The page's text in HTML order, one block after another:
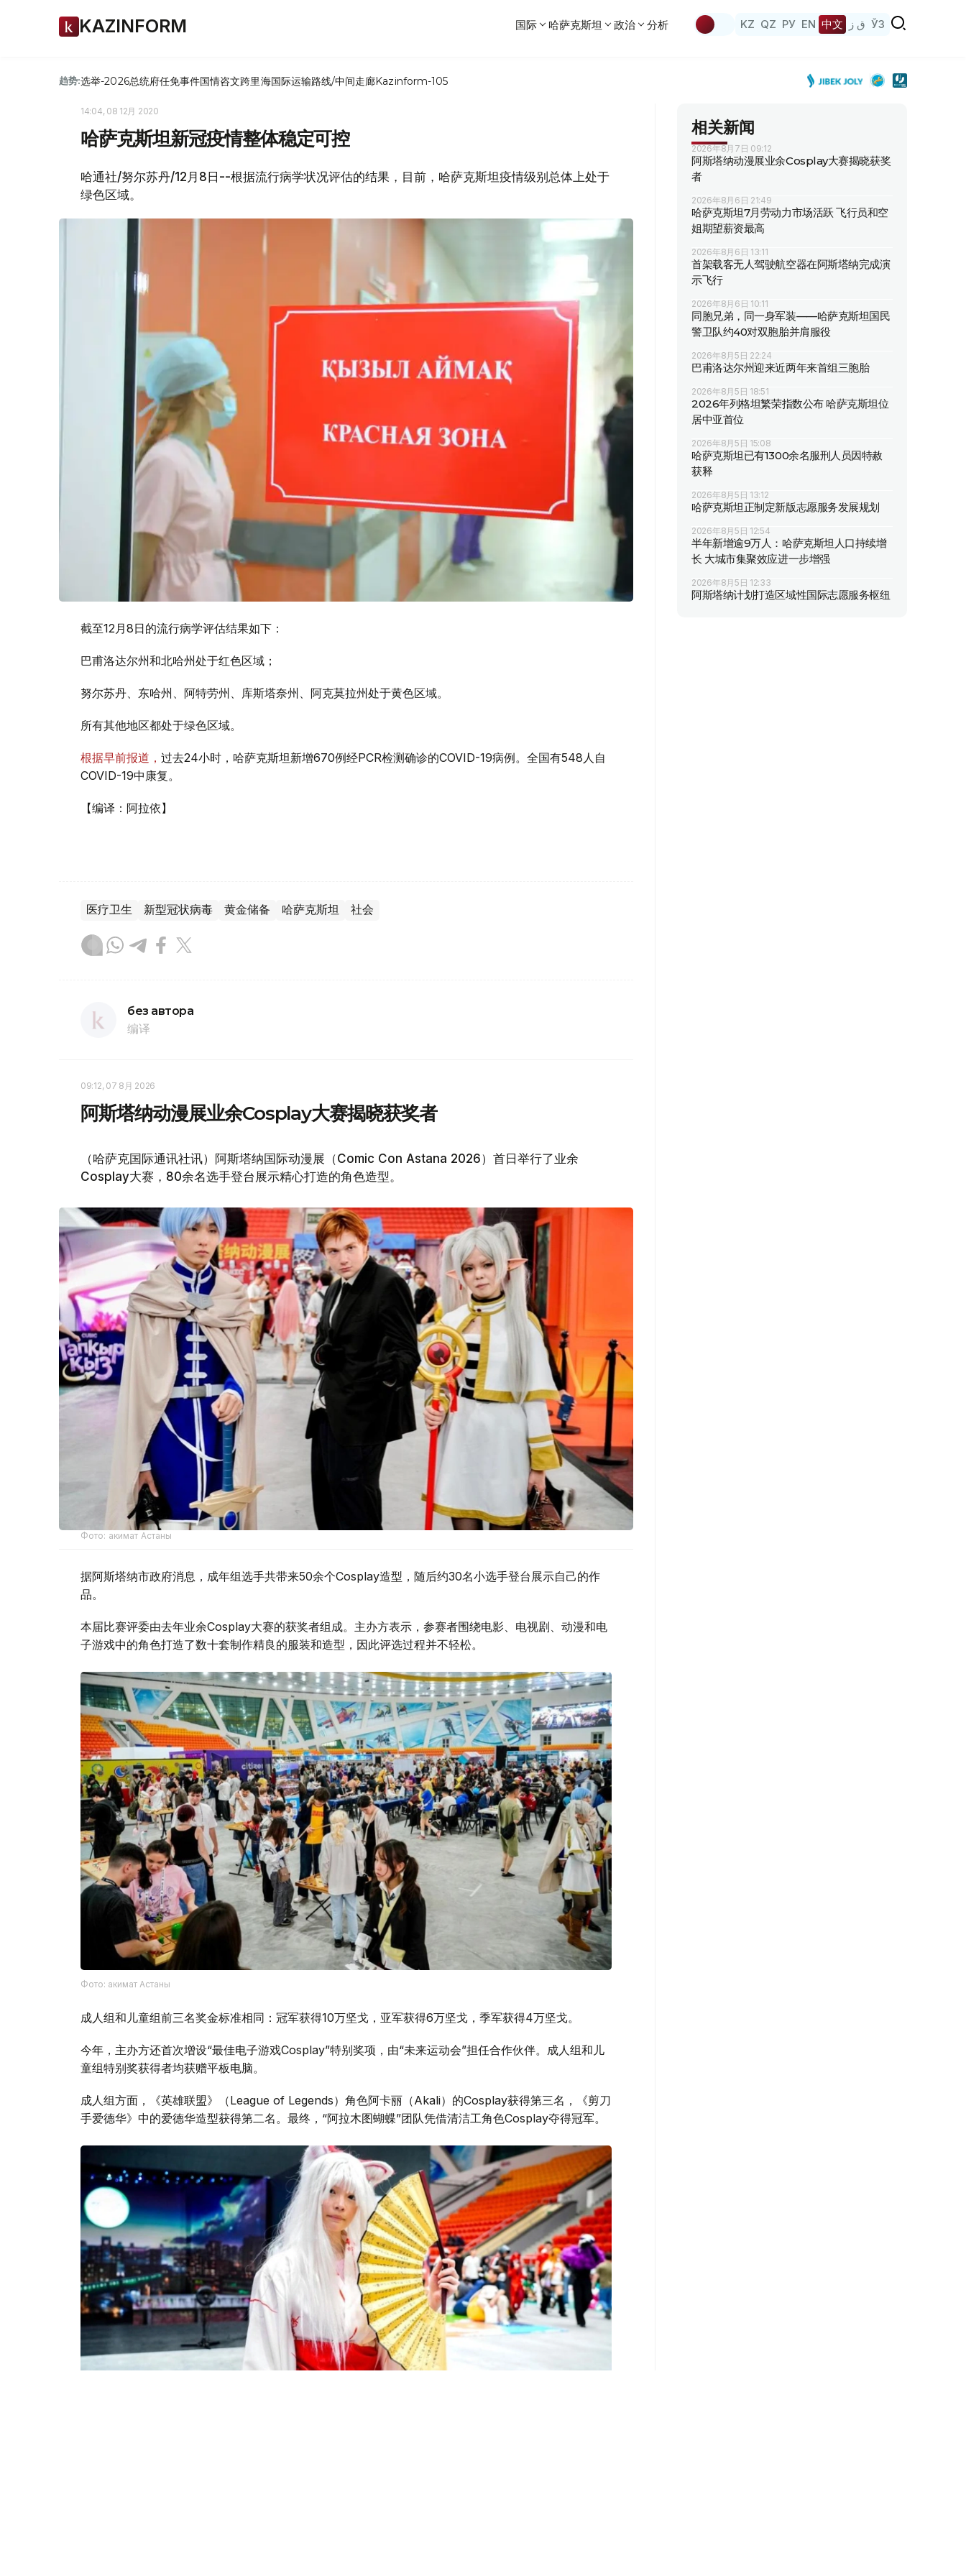
KAZINFORM 国际 哈萨克斯坦 政治 分析 KZ QZ РУ EN 中文 ق ز ЎЗ
趋势:选举-2026总统府任免事件国情咨文跨里海国际运输路线/中间走廊Kazinform-105
14:04, 08 12月 2020
哈萨克斯坦新冠疫情整体稳定可控
哈通社/努尔苏丹/12月8日--根据流行病学状况评估的结果，目前，哈萨克斯坦疫情级别总体上处于
绿色区域。
截至12月8日的流行病学评估结果如下：
巴甫洛达尔州和北哈州处于红色区域；
努尔苏丹、东哈州、阿特劳州、库斯塔奈州、阿克莫拉州处于黄色区域。
所有其他地区都处于绿色区域。
根据早前报道， 过去24小时，哈萨克斯坦新增670例经PCR检测确诊的COVID-19病例。全国有548人自
COVID-19中康复。
【编译：阿拉依】
医疗卫生 新型冠状病毒 黄金储备 哈萨克斯坦 社会
без автора
编译
09:12, 07 8月 2026
阿斯塔纳动漫展业余Cosplay大赛揭晓获奖者
（哈萨克国际通讯社讯）阿斯塔纳国际动漫展（Comic Con Astana 2026）首日举行了业余
Cosplay大赛，80余名选手登台展示精心打造的角色造型。
Фото: акимат Астаны
据阿斯塔纳市政府消息，成年组选手共带来50余个Cosplay造型，随后约30名小选手登台展示自己的作
品。
本届比赛评委由去年业余Cosplay大赛的获奖者组成。主办方表示，参赛者围绕电影、电视剧、动漫和电
子游戏中的角色打造了数十套制作精良的服装和造型，因此评选过程并不轻松。
Фото: акимат Астаны
成人组和儿童组前三名奖金标准相同：冠军获得10万坚戈，亚军获得6万坚戈，季军获得4万坚戈。
今年，主办方还首次增设“最佳电子游戏Cosplay”特别奖项，由“未来运动会”担任合作伙伴。成人组和儿
童组特别奖获得者均获赠平板电脑。
成人组方面，《英雄联盟》（League of Legends）角色阿卡丽（Akali）的Cosplay获得第三名，《剪刀
手爱德华》中的爱德华造型获得第二名。最终，“阿拉木图蝴蝶”团队凭借清洁工角色Cosplay夺得冠军。
相关新闻
2026年8月7日 09:12
阿斯塔纳动漫展业余Cosplay大赛揭晓获奖
者
2026年8月6日 21:49
哈萨克斯坦7月劳动力市场活跃 飞行员和空
姐期望薪资最高
2026年8月6日 13:11
首架载客无人驾驶航空器在阿斯塔纳完成演
示飞行
2026年8月6日 10:11
同胞兄弟，同一身军装——哈萨克斯坦国民
警卫队约40对双胞胎并肩服役
2026年8月5日 22:24
巴甫洛达尔州迎来近两年来首组三胞胎
2026年8月5日 18:51
2026年列格坦繁荣指数公布 哈萨克斯坦位
居中亚首位
2026年8月5日 15:08
哈萨克斯坦已有1300余名服刑人员因特赦
获释
2026年8月5日 13:12
哈萨克斯坦正制定新版志愿服务发展规划
2026年8月5日 12:54
半年新增逾9万人：哈萨克斯坦人口持续增
长 大城市集聚效应进一步增强
2026年8月5日 12:33
阿斯塔纳计划打造区域性国际志愿服务枢纽